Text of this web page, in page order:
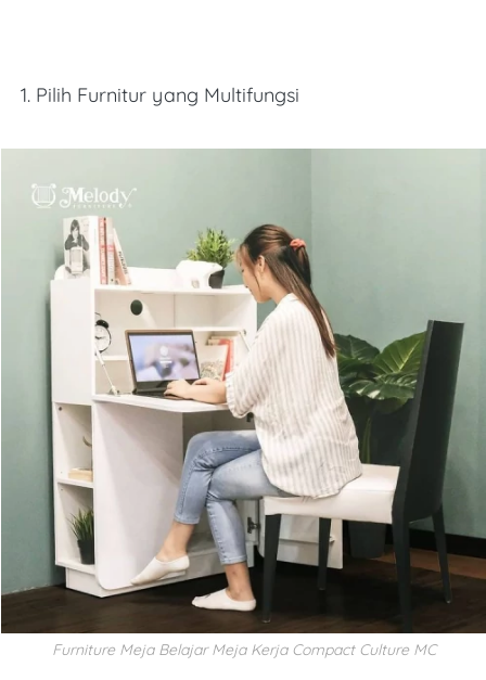
1. Pilih Furnitur yang Multifungsi
Furniture Meja Belajar Meja Kerja Compact Culture MC